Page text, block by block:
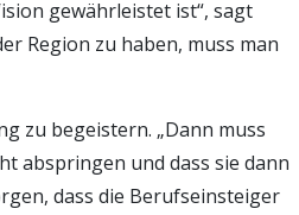
gewährleistet ist“, sagt
Region zu haben, muss man
zu begeistern. „Dann muss
abspringen und dass sie dann
dass die Berufseinsteiger